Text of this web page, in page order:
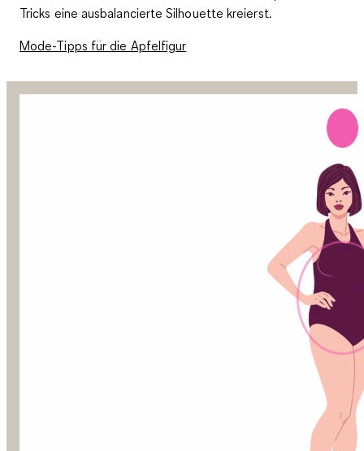
Tricks eine ausbalancierte Silhouette kreierst.
Mode-Tipps für die Apfelfigur